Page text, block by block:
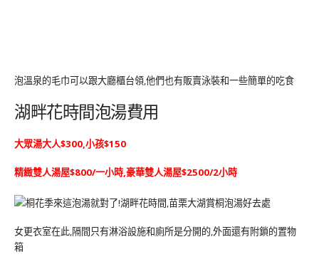
泡溫泉的毛巾可以跟大廳櫃台領,他們也有販賣泳裝和一些簡單的吃食
湖畔花時間泡湯費用
大眾湯大人$300,小孩$150
精緻雙人湯屋$800/一小時,豪華雙人湯屋$2500/2小時
女更衣室在此,隔間只有淋浴設施和廁所是分開的,外面還有附鎖的置物
箱